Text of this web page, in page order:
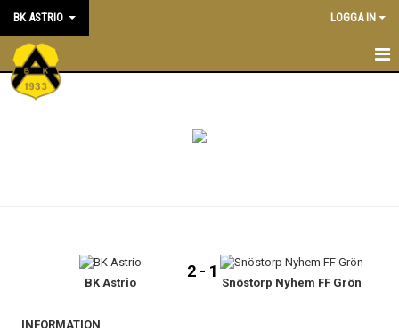
BK ASTRIO LOGGA IN
HEM
BLI MEDLEM
BK Astrio
2 - 1
Snöstorp Nyhem FF Grön
INFORMATION